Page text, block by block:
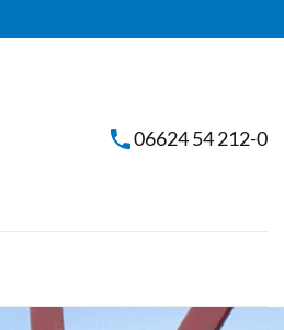
06624 54 212-0